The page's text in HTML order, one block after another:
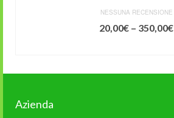
NESSUNA RECENSIONE
20,00€ – 350,00€
Azienda